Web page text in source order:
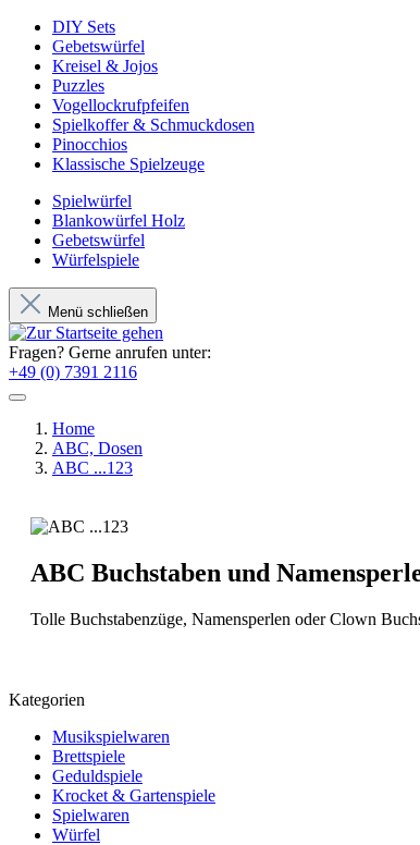
DIY Sets
Gebetswürfel
Kreisel & Jojos
Puzzles
Vogellockrufpfeifen
Spielkoffer & Schmuckdosen
Pinocchios
Klassische Spielzeuge
Spielwürfel
Blankowürfel Holz
Gebetswürfel
Würfelspiele
Menü schließen
Fragen? Gerne anrufen unter:
+49 (0) 7391 2116
Home
ABC, Dosen
ABC ...123
ABC Buchstaben und
Tolle Buchstabenzüge, Namensperlen oder Clown
Kategorien
Musikspielwaren
Brettspiele
Geduldspiele
Krocket & Gartenspiele
Spielwaren
Würfel